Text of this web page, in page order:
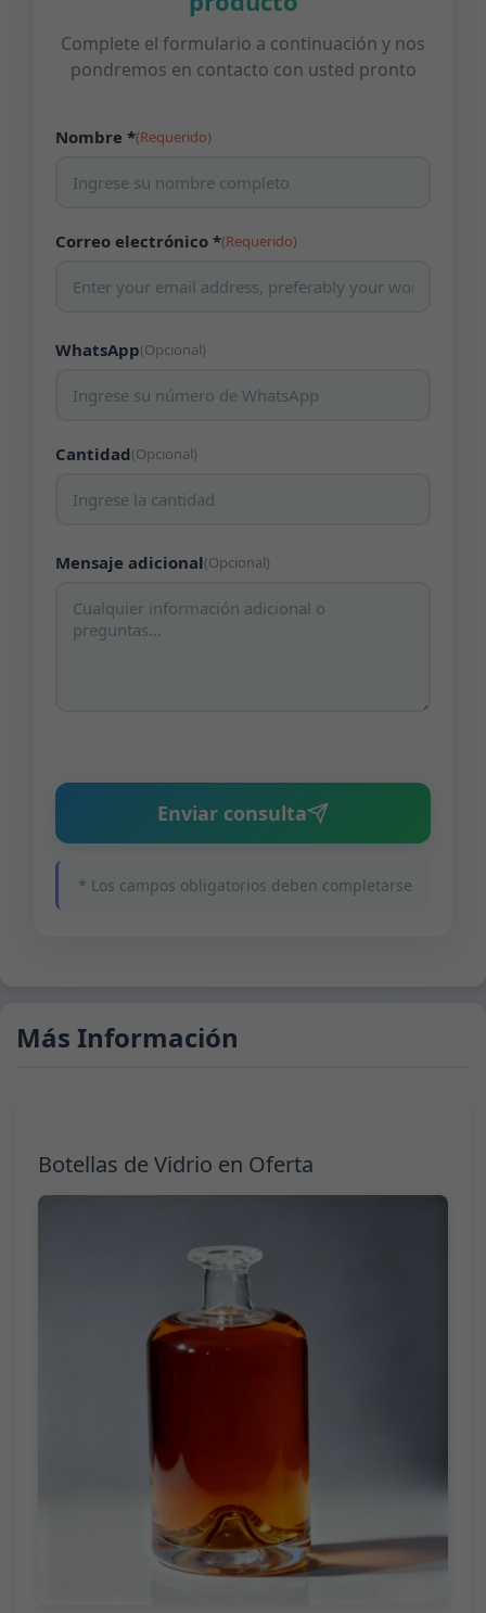
Complete el formulario a continuación y nos
pondremos en contacto con usted pronto
Nombre *(Requerido)
Correo electrónico *(Requerido)
WhatsApp(Opcional)
Cantidad(Opcional)
Mensaje adicional(Opcional)
Enviar consulta
* Los campos obligatorios deben completarse
Más Información
Botellas de Vidrio en Oferta